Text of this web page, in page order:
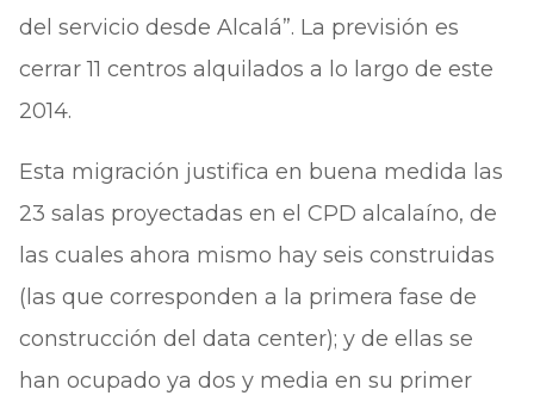
del servicio desde Alcalá”. La previsión es
cerrar 11 centros alquilados a lo largo de este
2014.
Esta migración justifica en buena medida las
23 salas proyectadas en el CPD alcalaíno, de
las cuales ahora mismo hay seis construidas
(las que corresponden a la primera fase de
construcción del data center); y de ellas se
han ocupado ya dos y media en su primer